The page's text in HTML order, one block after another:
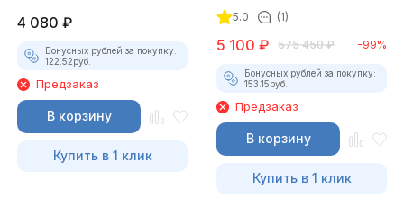
4 080 ₽
Бонусных рублей за покупку:
122.52руб.
Предзаказ
В корзину
Купить в 1 клик
5.0 (1)
5 100 ₽ 575 450 ₽ -99%
Бонусных рублей за покупку:
153.15руб.
Предзаказ
В корзину
Купить в 1 клик